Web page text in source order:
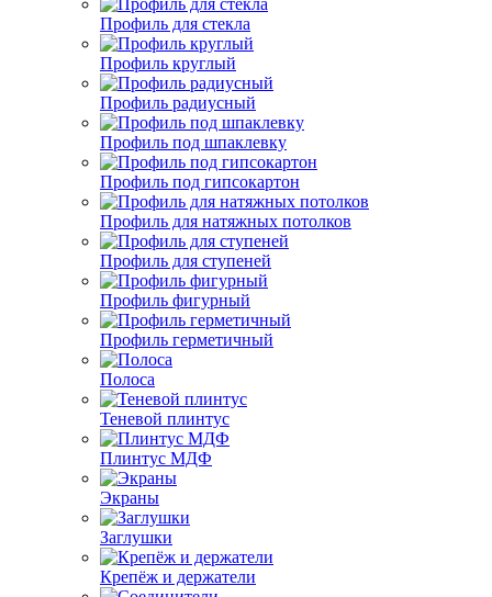
Профиль для стекла
Профиль круглый
Профиль радиусный
Профиль под шпаклевку
Профиль под гипсокартон
Профиль для натяжных потолков
Профиль для ступеней
Профиль фигурный
Профиль герметичный
Полоса
Теневой плинтус
Плинтус МДФ
Экраны
Заглушки
Крепёж и держатели